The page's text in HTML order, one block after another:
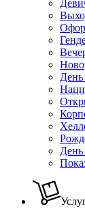
День